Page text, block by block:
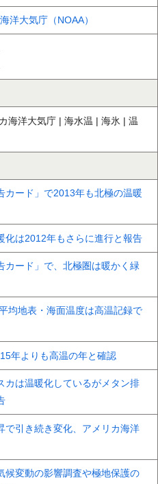
洋大気庁（NOAA）
海洋大気庁 | 海水温 | 海氷 | 温
カード」で2013年も北極の温暖
化は2012年もさらに進行と報告
カード」で、北極圏は暖かく緑
均地表・海面温度は高温記録で
年よりも高温の年と確認
カは温暖化しているがメタン排
で引き続き変化、アメリカ海洋
候変動の影響調査や極地保護の